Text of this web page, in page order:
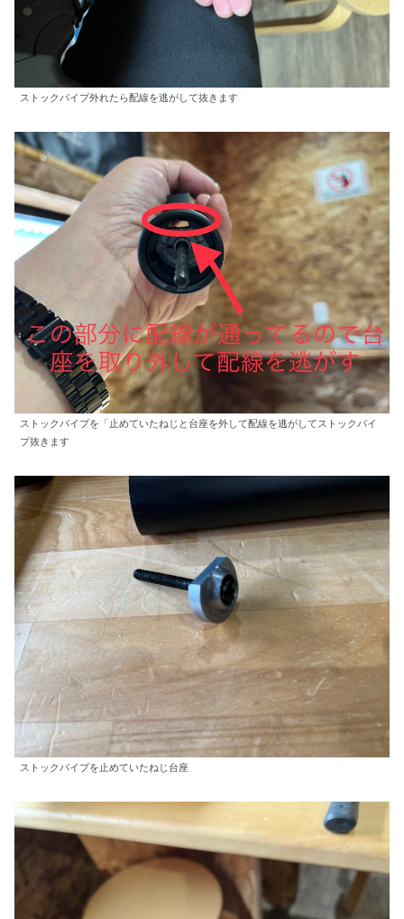
ストックパイプ外れたら配線を逃がして抜きます
ストックパイプを「止めていたねじと台座を外して配線を逃がしてストックパイ
プ抜きます
ストックパイプを止めていたねじ台座